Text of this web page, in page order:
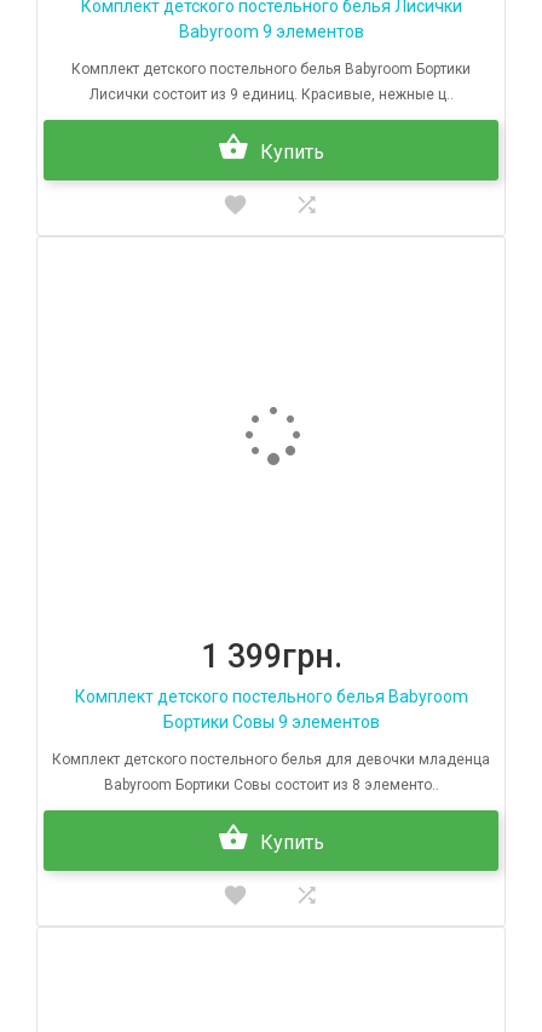
Комплект детского постельного белья Лисички
Babyroom 9 элементов
Комплект детского постельного белья Babyroom Бортики
Лисички состоит из 9 единиц. Красивые, нежные ц..
Купить
1 399грн.
Комплект детского постельного белья Babyroom
Бортики Совы 9 элементов
Комплект детского постельного белья для девочки младенца
Babyroom Бортики Совы состоит из 8 элементо..
Купить